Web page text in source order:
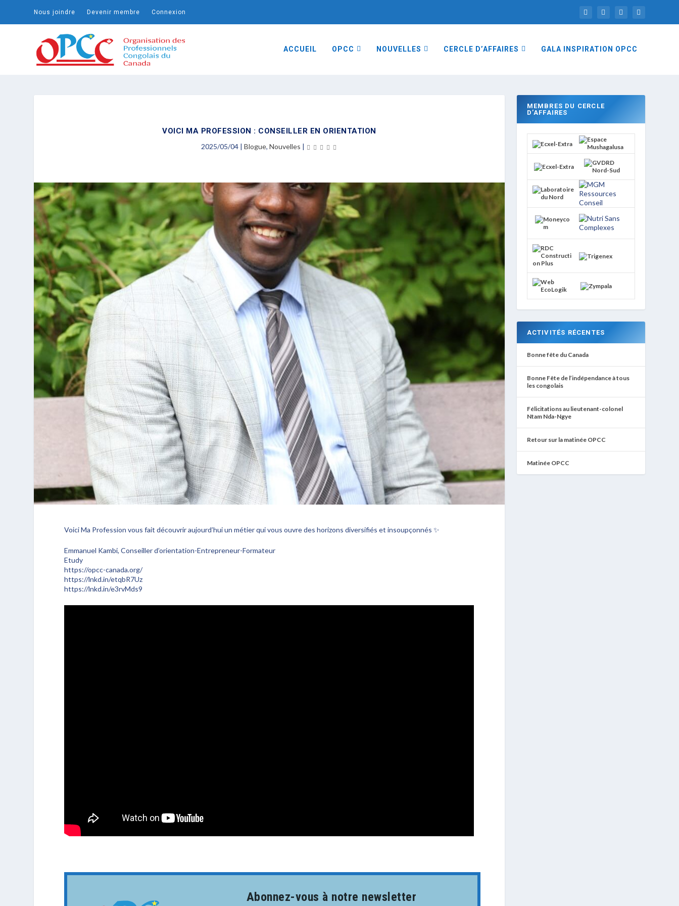
Nous joindre Devenir membre Connexion
ACCUEIL OPCC NOUVELLES CERCLE D’AFFAIRES GALA INSPIRATION OPCC
VOICI MA PROFESSION : CONSEILLER EN ORIENTATION
2025/05/04 | Blogue, Nouvelles |
Voici Ma Profession vous fait découvrir aujourd’hui un métier qui vous ouvre des horizons diversifiés et insoupçonnés ✨
Emmanuel Kambi, Conseiller d’orientation-Entrepreneur-Formateur
Etudy
https://opcc-canada.org/
https://lnkd.in/etqbR7Uz
https://lnkd.in/e3rvMds9
Abonnez-vous à notre newsletter
MEMBRES DU CERCLE
D’AFFAIRES
ACTIVITÉS RÉCENTES
Bonne fête du Canada
Bonne Fête de l’indépendance à tous
les congolais
Félicitations au lieutenant-colonel
Ntam Nda-Ngye
Retour sur la matinée OPCC
Matinée OPCC